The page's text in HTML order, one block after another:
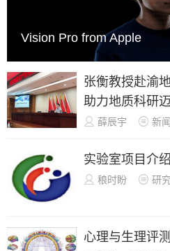
Vision Pro from Apple
张衡教授赴渝
助力地质科研
 薛辰宇  新
实验室项目介绍
 稂时盼  研
心理与生理评